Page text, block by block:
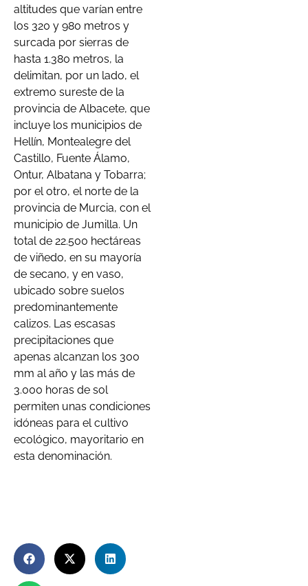
altitudes que varían entre
los 320 y 980 metros y
surcada por sierras de
hasta 1.380 metros, la
delimitan, por un lado, el
extremo sureste de la
provincia de Albacete, que
incluye los municipios de
Hellín, Montealegre del
Castillo, Fuente Álamo,
Ontur, Albatana y Tobarra;
por el otro, el norte de la
provincia de Murcia, con el
municipio de Jumilla. Un
total de 22.500 hectáreas
de viñedo, en su mayoría
de secano, y en vaso,
ubicado sobre suelos
predominantemente
calizos. Las escasas
precipitaciones que
apenas alcanzan los 300
mm al año y las más de
3.000 horas de sol
permiten unas condiciones
idóneas para el cultivo
ecológico, mayoritario en
esta denominación.